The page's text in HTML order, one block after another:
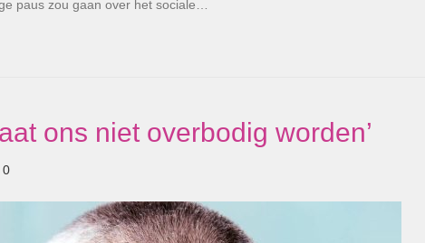
paus zou gaan over het sociale…
ons niet overbodig worden’
0